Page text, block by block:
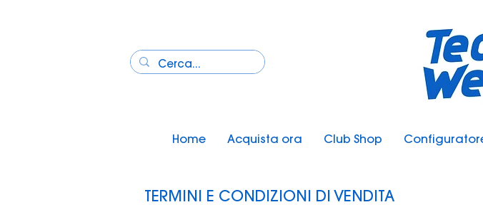
Home Acquista ora Club Shop
TERMINI E CONDIZIONI DI VENDITA